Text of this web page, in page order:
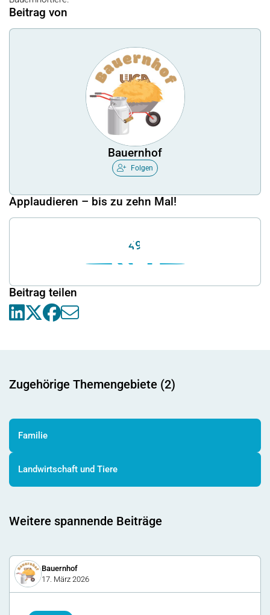
Beitrag von
Bauernhof
Folgen
Applaudieren – bis zu zehn Mal!
49
Beitrag teilen
Zugehörige Themengebiete (2)
Familie
Landwirtschaft und Tiere
Weitere spannende Beiträge
Bauernhof
17. März 2026